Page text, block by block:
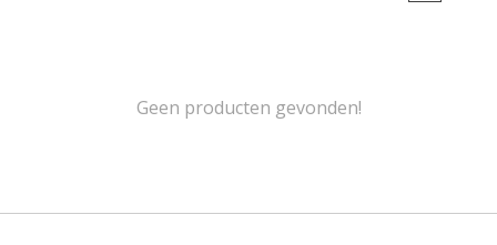
Geen producten gevonden!